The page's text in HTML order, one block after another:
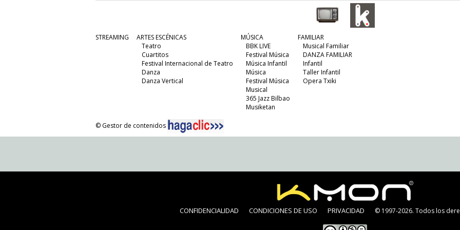
STREAMING
ARTES ESCÉNICAS
Teatro
Cuartitos
Festival Internacional de Teatro
Danza
Danza Vertical
MÚSICA
BBK LIVE
Festival Música
Música Infantil
Música
Festival Música
Musical
365 Jazz Bilbao
Musiketan
FAMILIAR
Musical Familiar
DANZA FAMILIAR
Infantil
Taller Infantil
Opera Txiki
© Gestor de contenidos
CONFIDENCIALIDAD CONDICIONES DE USO PRIVACIDAD © 1997-2026. Todos los